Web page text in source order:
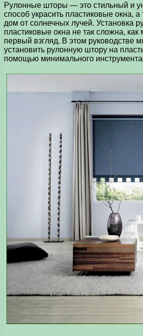
Рулонные шторы — это стильный и
способ украсить пластиковые окна,
дом от солнечных лучей. Установка
пластиковые окна не так сложна, как
первый взгляд. В этом руководстве
установить рулонную штору на
помощью минимального